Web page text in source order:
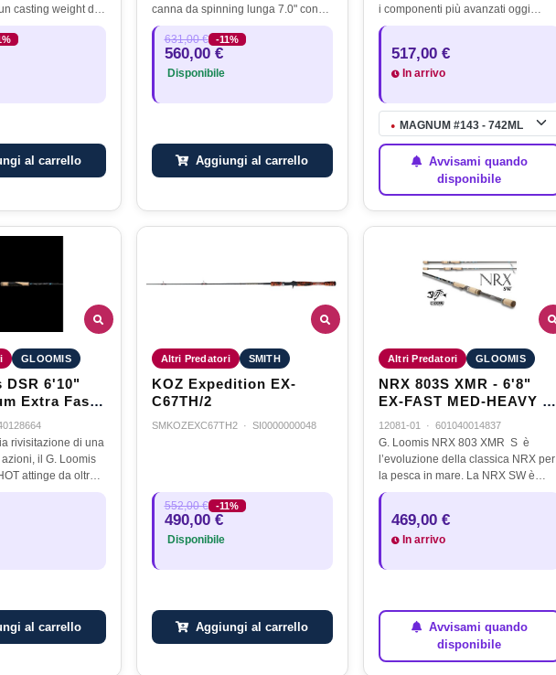
casting weight di
Il grezzo di questa
di potenza
siete…
al carrello
canna da spinning lunga 7.0" con
un casting weight di 35 grammi
circa. Dotata di un innesto aspigot è
l’attrezzo ideale per pescare a…
631,00 € -11%
560,00 €
Disponibile
Aggiungi al carrello
i componenti più avanzati oggi
disponibili. Gli spazi vuoti sono
carbonio Toray T1100G e M40X,…
517,00 €
In arrivo
● MAGNUM #143 - 742ML
Avvisami quando
disponibile
GLOOMIS
DSR 6'10"
Extra Fast
- 1/8-3/8
rivisitazione di una
il G. Loomis
attinge da oltre
al carrello
Altri Predatori SMITH
KOZ Expedition EX-
C67TH/2
SMKOZEXC67TH2 · SI0000000048
552,00 € -11%
490,00 €
Disponibile
Aggiungi al carrello
Altri Predatori GLOOMIS
NRX 803S XMR - 6'8"
EX-FAST MED-HEAVY -
3/8 - 1 - BRAID 10-20LB
12081-01 · 601040014837
G. Loomis NRX 803 XMR S è
l’evoluzione della classica NRX per
la pesca in mare. La NRX SW è
studiata appositamente per tutti i
utilizzando il miglior materiale di…
469,00 €
In arrivo
Avvisami quando
disponibile